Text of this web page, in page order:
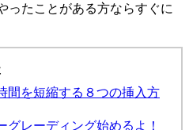
ったことがある方ならすぐに
間を短縮する８つの挿入方
グレーディング始めるよ！